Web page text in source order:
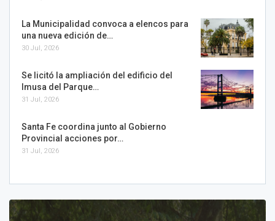
La Municipalidad convoca a elencos para
una nueva edición de…
30 Jul, 2026
Se licitó la ampliación del edificio del
Imusa del Parque…
31 Jul, 2026
Santa Fe coordina junto al Gobierno
Provincial acciones por…
31 Jul, 2026